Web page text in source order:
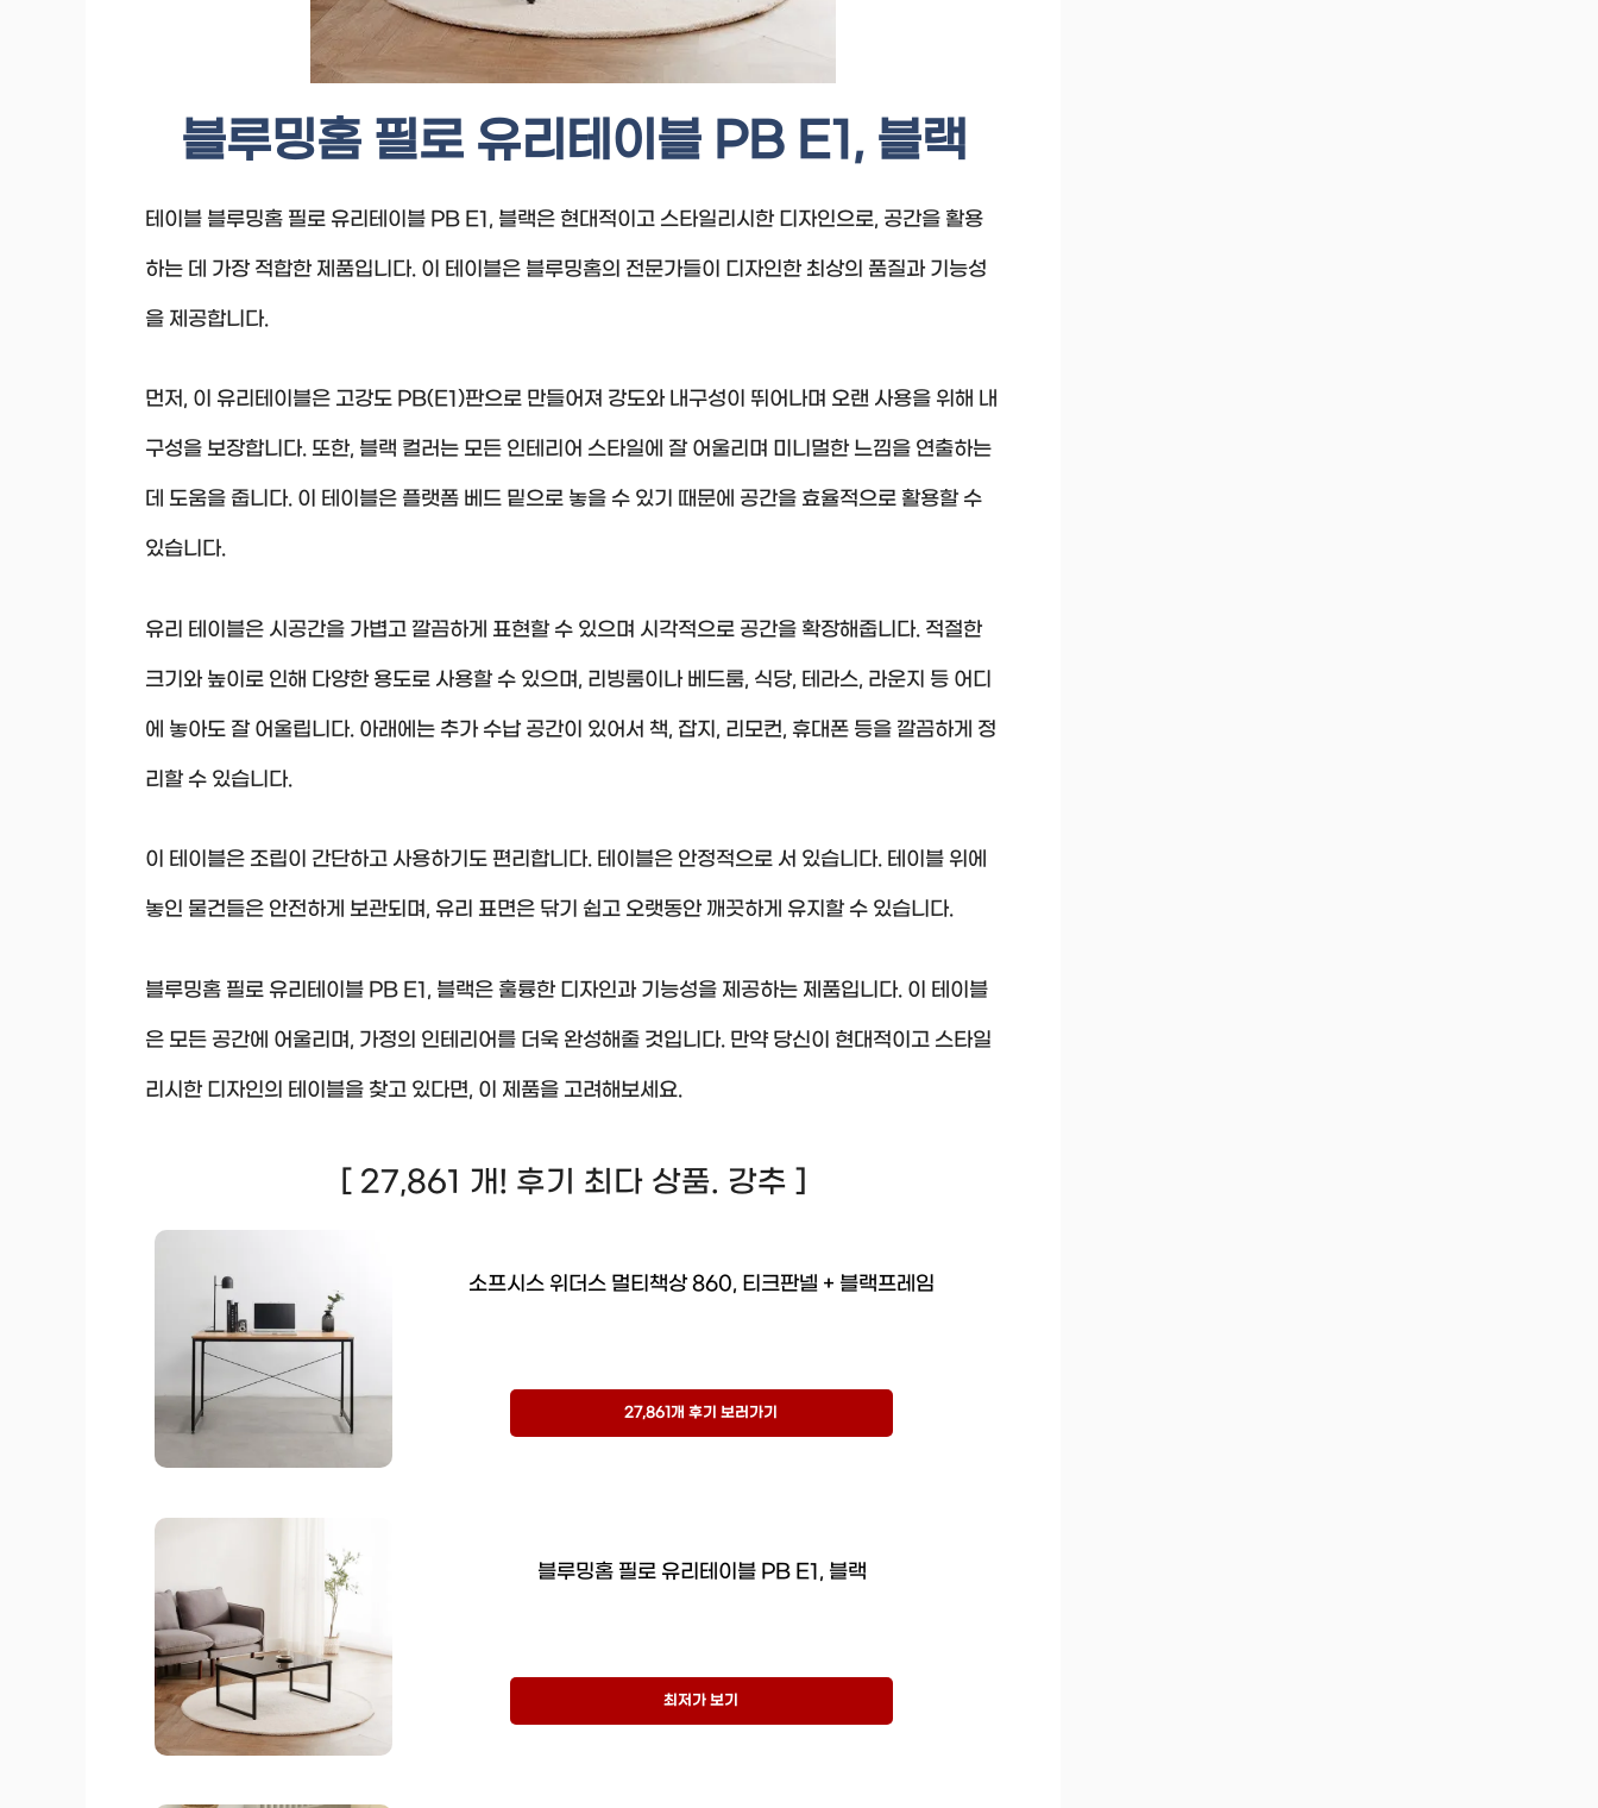
블루밍홈 필로 유리테이블 PB E1, 블랙
테이블 블루밍홈 필로 유리테이블 PB E1, 블랙은 현대적이고 스타일리시한 디자인으로, 공간을 활용
하는 데 가장 적합한 제품입니다. 이 테이블은 블루밍홈의 전문가들이 디자인한 최상의 품질과 기능성
을 제공합니다.
먼저, 이 유리테이블은 고강도 PB(E1)판으로 만들어져 강도와 내구성이 뛰어나며 오랜 사용을 위해 내
구성을 보장합니다. 또한, 블랙 컬러는 모든 인테리어 스타일에 잘 어울리며 미니멀한 느낌을 연출하는
데 도움을 줍니다. 이 테이블은 플랫폼 베드 밑으로 놓을 수 있기 때문에 공간을 효율적으로 활용할 수
있습니다.
유리 테이블은 시공간을 가볍고 깔끔하게 표현할 수 있으며 시각적으로 공간을 확장해줍니다. 적절한
크기와 높이로 인해 다양한 용도로 사용할 수 있으며, 리빙룸이나 베드룸, 식당, 테라스, 라운지 등 어디
에 놓아도 잘 어울립니다. 아래에는 추가 수납 공간이 있어서 책, 잡지, 리모컨, 휴대폰 등을 깔끔하게 정
리할 수 있습니다.
이 테이블은 조립이 간단하고 사용하기도 편리합니다. 테이블은 안정적으로 서 있습니다. 테이블 위에
놓인 물건들은 안전하게 보관되며, 유리 표면은 닦기 쉽고 오랫동안 깨끗하게 유지할 수 있습니다.
블루밍홈 필로 유리테이블 PB E1, 블랙은 훌륭한 디자인과 기능성을 제공하는 제품입니다. 이 테이블
은 모든 공간에 어울리며, 가정의 인테리어를 더욱 완성해줄 것입니다. 만약 당신이 현대적이고 스타일
리시한 디자인의 테이블을 찾고 있다면, 이 제품을 고려해보세요.
[ 27,861 개! 후기 최다 상품. 강추 ]
소프시스 위더스 멀티책상 860, 티크판넬 + 블랙프레임
27,861개 후기 보러가기
블루밍홈 필로 유리테이블 PB E1, 블랙
최저가 보기